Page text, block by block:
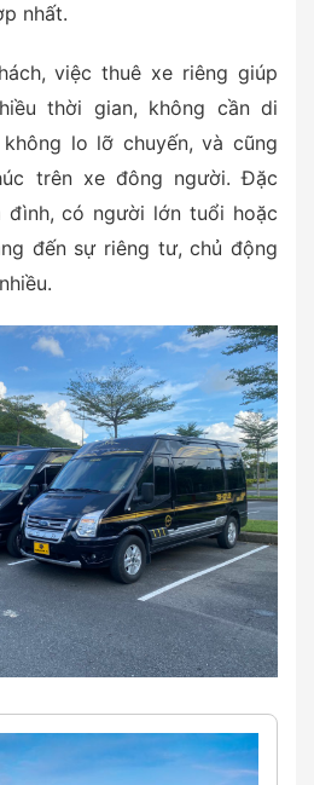
nhất.
việc thuê xe riêng giúp
thời gian, không cần di
lo lỡ chuyến, và cũng
trên xe đông người. Đặc
có người lớn tuổi hoặc
đến sự riêng tư, chủ động